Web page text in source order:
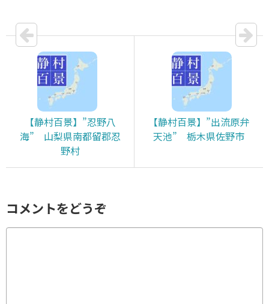
【静村百景】”忍野八
海” 山梨県南都留郡忍
野村
【静村百景】”出流原弁
天池” 栃木県佐野市
コメントをどうぞ